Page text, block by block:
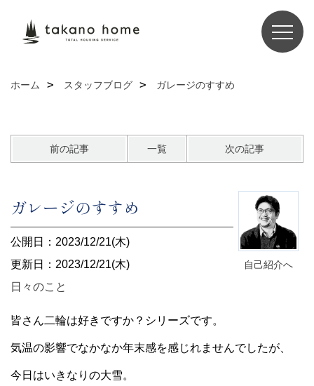
ホーム スタッフブログ ガレージのすすめ
前の記事 一覧 次の記事
自己紹介へ
ガレージのすすめ
公開日：2023/12/21(木)
更新日：2023/12/21(木)
日々のこと
皆さん二輪は好きですか？シリーズです。
気温の影響でなかなか年末感を感じれませんでしたが、
今日はいきなりの大雪。